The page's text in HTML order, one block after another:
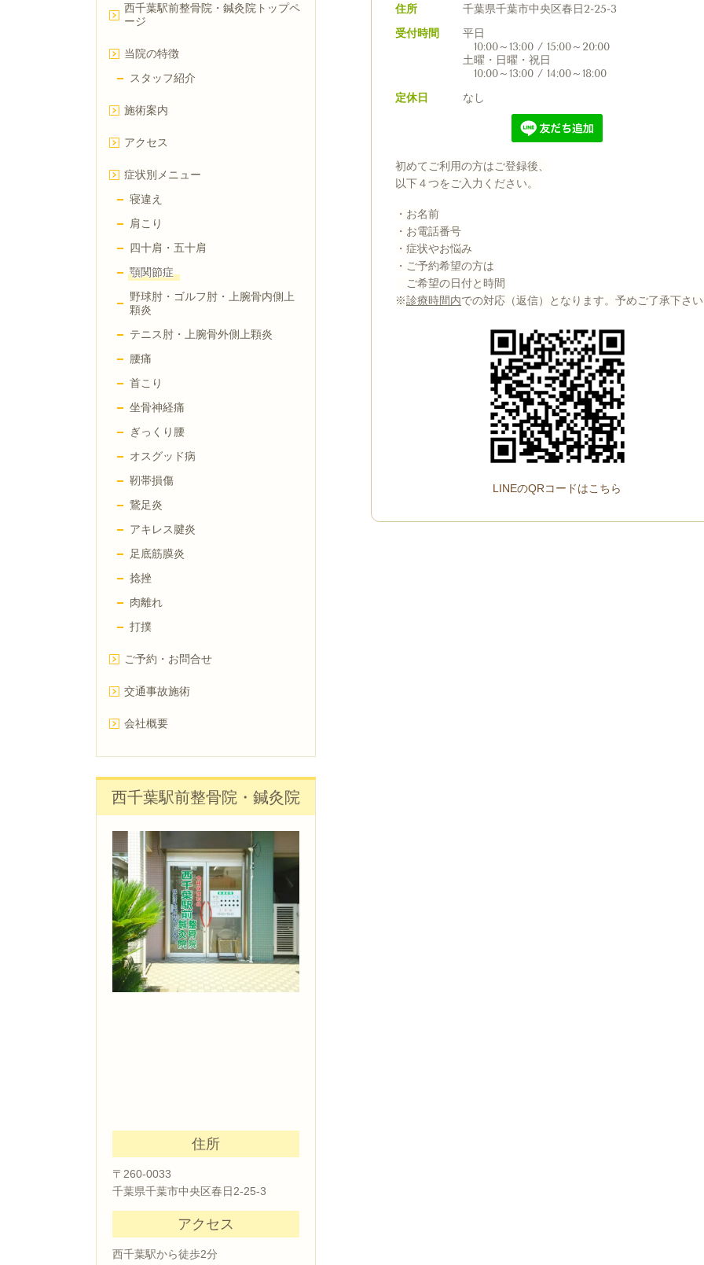
住所
千葉県千葉市中央区春日2-25-3
受付時間
平日
10:00～13:00 / 15:00～20:00
土曜・日曜・祝日
10:00～13:00 / 14:00～18:00
定休日
なし
初めてご利用の方はご登録後、
以下４つをご入力ください。
・お名前
・お電話番号
・症状やお悩み
・ご予約希望の方は
ご希望の日付と時間
※診療時間内での対応（返信）となります。予めご了承下さ
LINEのQRコードはこちら
西千葉駅前整骨院・鍼灸院トップペ
ージ
当院の特徴
スタッフ紹介
施術案内
アクセス
症状別メニュー
寝違え
肩こり
四十肩・五十肩
顎関節症
野球肘・ゴルフ肘・上腕骨内側上
顆炎
テニス肘・上腕骨外側上顆炎
腰痛
首こり
坐骨神経痛
ぎっくり腰
オスグッド病
靭帯損傷
鵞足炎
アキレス腱炎
足底筋膜炎
捻挫
肉離れ
打撲
ご予約・お問合せ
交通事故施術
会社概要
西千葉駅前整骨院・鍼灸院
住所
〒260-0033
千葉県千葉市中央区春日2-25-3
アクセス
西千葉駅から徒歩2分